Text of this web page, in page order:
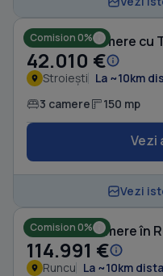
Comision 0%
Casă cu 3 camere cu
42.010 €
Stroiești La ~10km
3 camere 150 mp
Vezi
Vezi
Comision 0%
Casă cu 4 camere în
114.991 €
Runcu La ~10km